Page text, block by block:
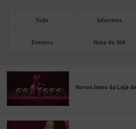
Tudo Informes
Eventos Nota do GM
Novos Itens da Loja